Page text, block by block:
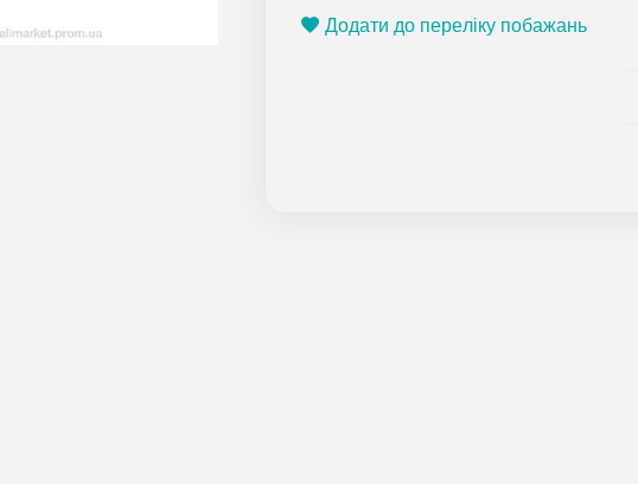
Додати до переліку побажань